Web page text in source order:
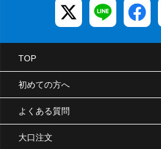
TOP
初めての方へ
よくある質問
大口注文